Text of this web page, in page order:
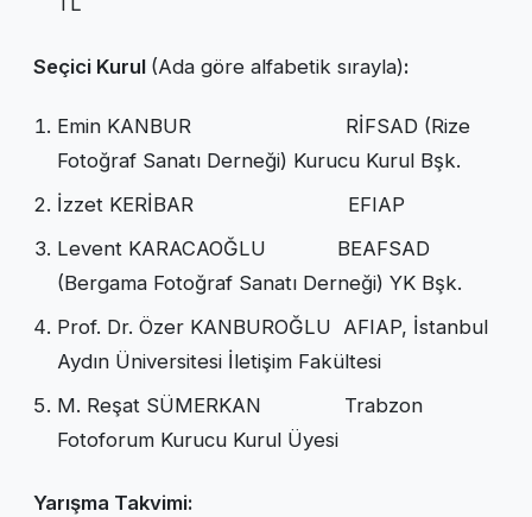
Seçici Kurul (Ada göre alfabetik sırayla):
Emin KANBUR RİFSAD (Rize
Fotoğraf Sanatı Derneği) Kurucu Kurul Bşk.
İzzet KERİBAR EFIAP
Levent KARACAOĞLU BEAFSAD
(Bergama Fotoğraf Sanatı Derneği) YK Bşk.
Prof. Dr. Özer KANBUROĞLU AFIAP, İstanbul
Aydın Üniversitesi İletişim Fakültesi
M. Reşat SÜMERKAN Trabzon
Fotoforum Kurucu Kurul Üyesi
Yarışma Takvimi: